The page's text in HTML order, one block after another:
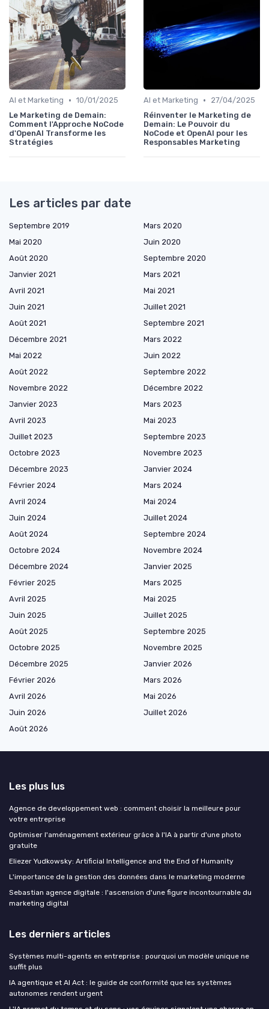
AI et Marketing • 10/01/2025
Le Marketing de Demain:
Comment l'Approche NoCode
d'OpenAI Transforme les
Stratégies
AI et Marketing •
27/04/2025
Réinventer le Marketing de
Demain: Le Pouvoir du
NoCode et OpenAI pour les
Responsables Marketing
Les articles par date
Septembre 2019
Mars 2020
Mai 2020
Juin 2020
Août 2020
Septembre 2020
Janvier 2021
Mars 2021
Avril 2021
Mai 2021
Juin 2021
Juillet 2021
Août 2021
Septembre 2021
Décembre 2021
Mars 2022
Mai 2022
Juin 2022
Août 2022
Septembre 2022
Novembre 2022
Décembre 2022
Janvier 2023
Mars 2023
Avril 2023
Mai 2023
Juillet 2023
Septembre 2023
Octobre 2023
Novembre 2023
Décembre 2023
Janvier 2024
Février 2024
Mars 2024
Avril 2024
Mai 2024
Juin 2024
Juillet 2024
Août 2024
Septembre 2024
Octobre 2024
Novembre 2024
Décembre 2024
Janvier 2025
Février 2025
Mars 2025
Avril 2025
Mai 2025
Juin 2025
Juillet 2025
Août 2025
Septembre 2025
Octobre 2025
Novembre 2025
Décembre 2025
Janvier 2026
Février 2026
Mars 2026
Avril 2026
Mai 2026
Juin 2026
Juillet 2026
Août 2026
Les plus lus
Agence de developpement web : comment choisir la meilleure pour
votre entreprise
Optimiser l'aménagement extérieur grâce à l'IA à partir d'une photo
gratuite
Eliezer Yudkowsky: Artificial Intelligence and the End of Humanity
L'importance de la gestion des données dans le marketing moderne
Sebastian agence digitale : l'ascension d'une figure incontournable du
marketing digital
Les derniers articles
Systèmes multi-agents en entreprise : pourquoi un modèle unique ne
suffit plus
IA agentique et AI Act : le guide de conformité que les systèmes
autonomes rendent urgent